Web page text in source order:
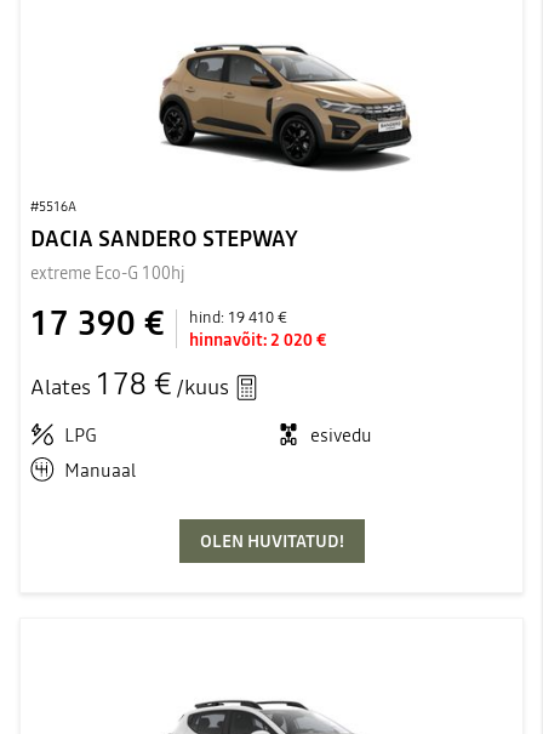
#5516A
DACIA SANDERO STEPWAY
extreme Eco-G 100hj
17 390 € hind: 19 410 €
hinnavõit:2 020 €
Alates 178 € /kuus
LPG
esivedu
Manuaal
OLEN HUVITATUD!